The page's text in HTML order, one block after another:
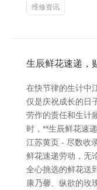
维修资讯
生辰鲜花速递，
在快节律的生计中
仅是庆祝成长的日
劳作的责任和生计
时，**生辰鲜花速
江苏黄页 - 尽数收
鲜花速递劳动，无
全心挑选的鲜花送
康乃馨、纵欲的玫